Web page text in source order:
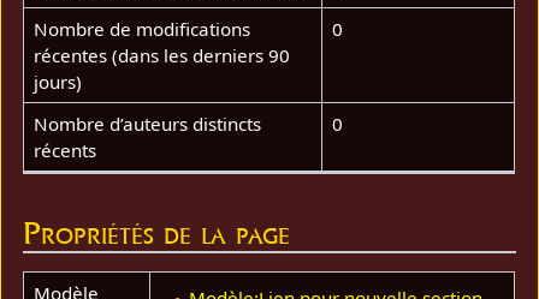
Nombre de modifications
récentes (dans les derniers 90
jours)
0
Nombre d’auteurs distincts
récents
0
Propriétés de la page
Modèle